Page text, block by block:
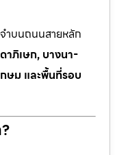
ำบนถนนสายหลัก
าภิเษก, บางนา-
ษม และพื้นที่รอบ